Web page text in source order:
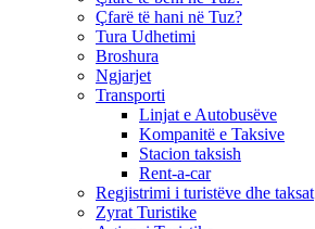
Çfarë të hani në Tuz?
Tura Udhetimi
Broshura
Ngjarjet
Transporti
Linjat e Autobusëve
Kompanitë e Taksive
Stacion taksish
Rent-a-car
Regjistrimi i turistëve dhe taksat
Zyrat Turistike